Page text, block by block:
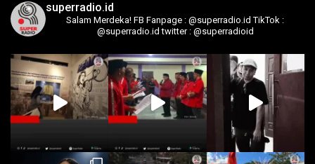
superradio.id
Salam Merdeka! FB Fanpage : @superradio.id TikTok :
@superradio.id twitter : @superradioid